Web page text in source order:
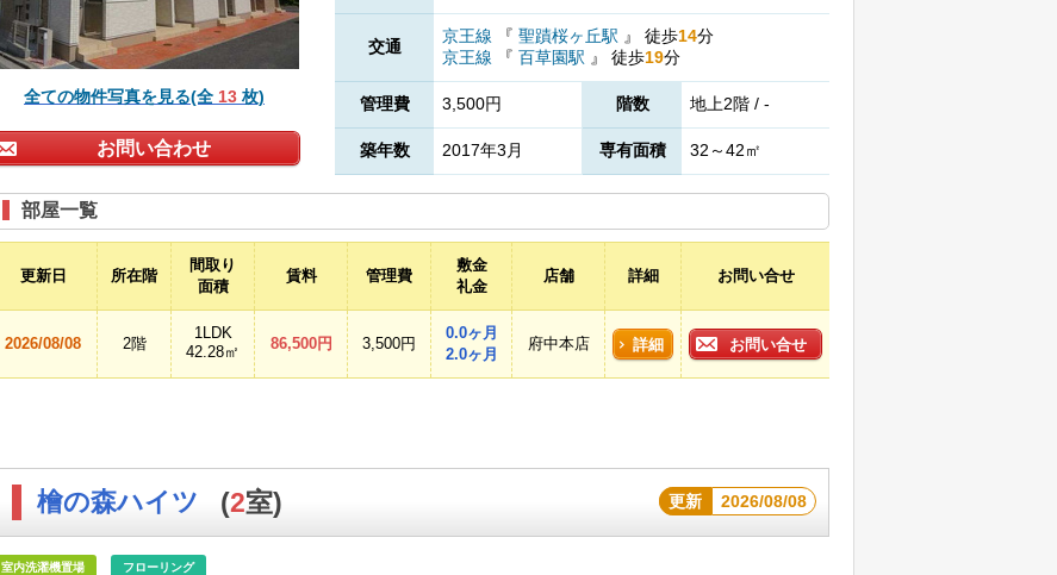
全ての物件写真を見る(全 13 枚)
お問い合わせ
交通
京王線 『 聖蹟桜ヶ丘駅 』 徒歩14分
京王線
『 百草園駅 』 徒歩19分
管理費 3,500円 階数 地上2階 / -
築年数 2017年3月 専有面積 32～42㎡
部屋一覧
更新日 所在階
間取り
面積
賃料 管理費
敷金
礼金
店舗 詳細 お問い合せ
2026/08/08 2階
1LDK
42.28㎡
86,500円 3,500円
0.0ヶ月
2.0ヶ月
府中本店 詳細 お問い合せ
檜の森ハイツ (2室) 更新 2026/08/08
室内洗濯機置場 フローリング